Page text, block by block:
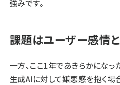
強みです。
課題はユーザー感情
一方、ここ1年であきらかになっ
生成AIに対して嫌悪感を抱く場